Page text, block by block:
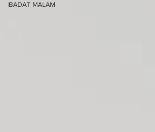
IBADAT MALAM